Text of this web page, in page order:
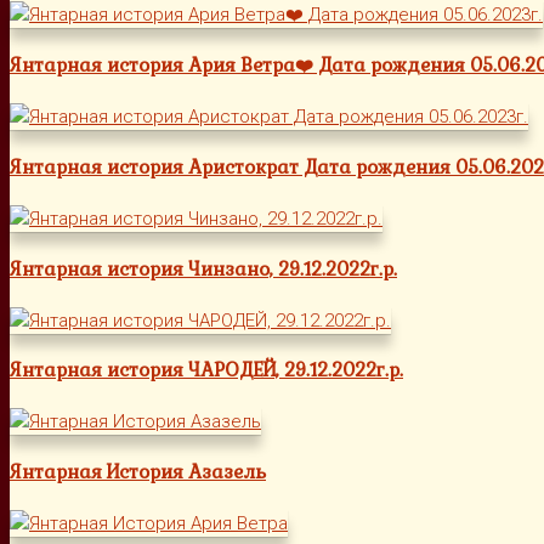
Янтарная история Ария Ветра❤️ Дата рождения
Янтарная история Аристократ Дата рождения
Янтарная история Чинзано, 29.12.2022г.р.
Янтарная история ЧАРОДЕЙ, 29.12.2022г.р.
Янтарная История Азазель